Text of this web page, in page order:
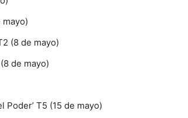
mayo)
(8 de mayo)
de mayo)
Poder’ T5 (15 de mayo)